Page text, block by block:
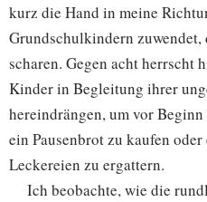
kurz die Hand in meine
Grundschulkindern zuwendet,
scharen. Gegen acht herrscht
Kinder in Begleitung ihrer
hereindrängen, um vor
ein Pausenbrot zu kaufen
Leckereien zu ergattern.
Ich beobachte, wie die